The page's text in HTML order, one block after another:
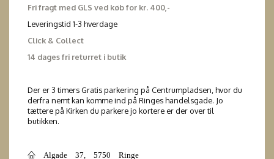
Fri fragt med GLS ved køb for kr. 400,-
Leveringstid 1-3 hverdage
Click & Collect
14 dages fri returret i butik
Der er 3 timers Gratis parkering på Centrumpladsen, hvor du
derfra nemt kan komme ind på Ringes handelsgade. Jo
tættere på Kirken du parkere jo kortere er der over til
butikken.
Algade 37, 5750 Ringe